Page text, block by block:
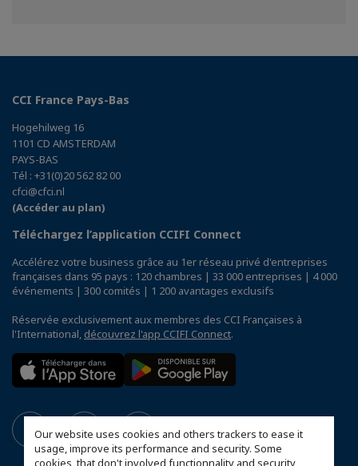
Our website uses cookies and others trackers to ease it
usage, improve its performance and security. Some
cookies, that don't involved functionnality and security,
CCI France Pays-Bas
Hogehilweg 16
1101 CD AMSTERDAM
PAYS-BAS
Tél : +31(0)20 562 82 00
cfci@cfci.nl
(Accéder au plan)
Téléchargez l’application CCIFI Connect
Accélérez votre business grâce au 1er réseau privé d'entreprises
françaises dans 95 pays : 120 chambres | 33 000 entreprises | 4 000
événements | 300 comités | 1 200 avantages exclusifs
Réservée exclusivement aux membres des CCI Françaises à
l'International, découvrez l'app CCIFI Connect.